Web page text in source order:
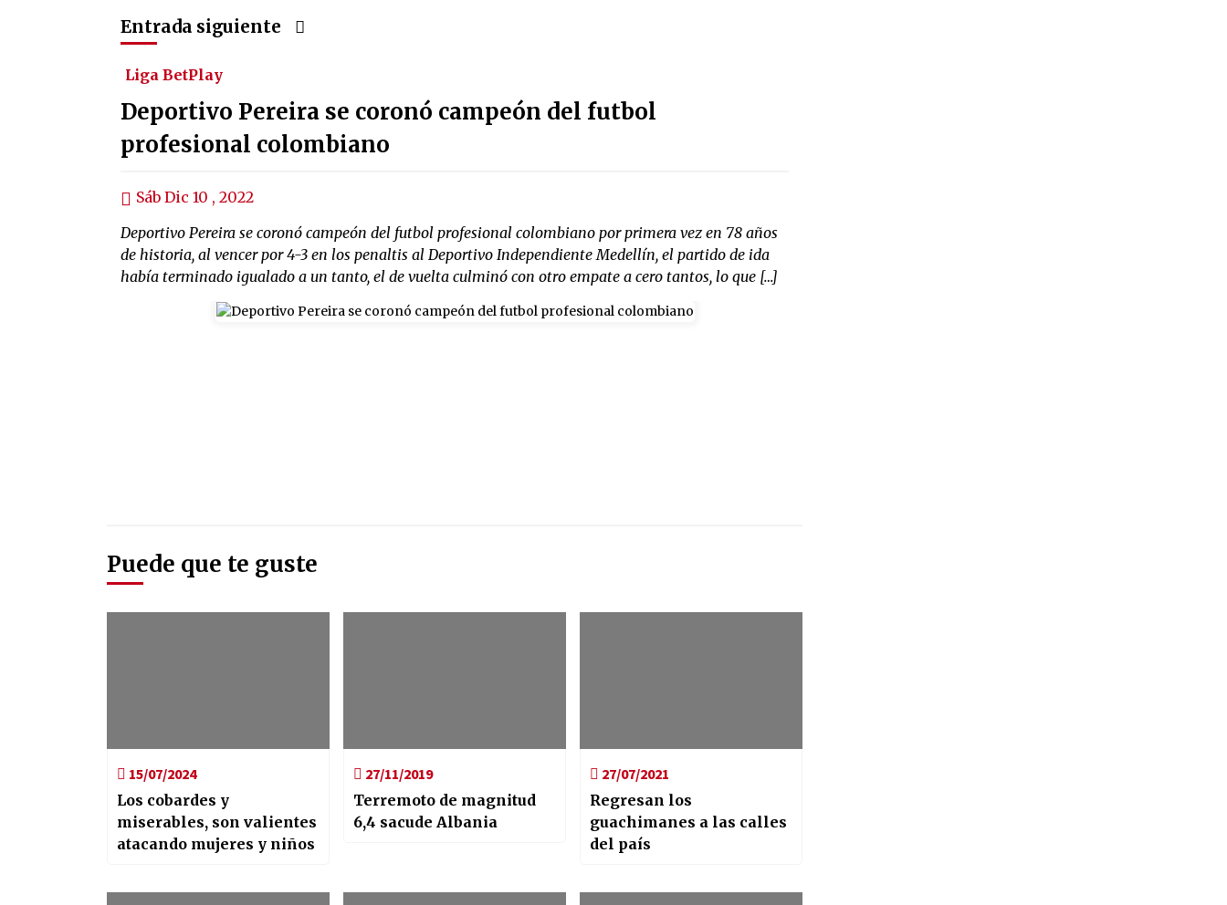
Entrada siguiente
Liga BetPlay
Deportivo Pereira se coronó campeón del futbol
profesional colombiano
Sáb Dic 10 , 2022
Deportivo Pereira se coronó campeón del futbol profesional colombiano por primera vez en 78 años
de historia, al vencer por 4-3 en los penaltis al Deportivo Independiente Medellín, el partido de ida
había terminado igualado a un tanto, el de vuelta culminó con otro empate a cero tantos, lo que […]
Puede que te guste
15/07/2024
Los cobardes y
miserables, son valientes
atacando mujeres y niños
27/11/2019
Terremoto de magnitud
6,4 sacude Albania
27/07/2021
Regresan los
guachimanes a las calles
del país